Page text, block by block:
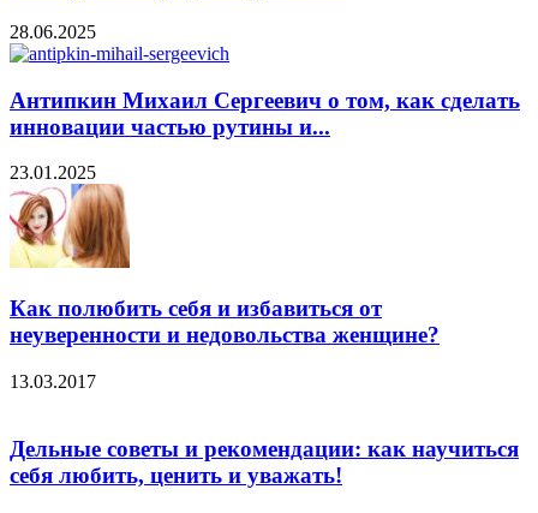
28.06.2025
Антипкин Михаил Сергеевич о том, как сделать
инновации частью рутины и...
23.01.2025
Как полюбить себя и избавиться от
неуверенности и недовольства женщине?
13.03.2017
Дельные советы и рекомендации: как научиться
себя любить, ценить и уважать!